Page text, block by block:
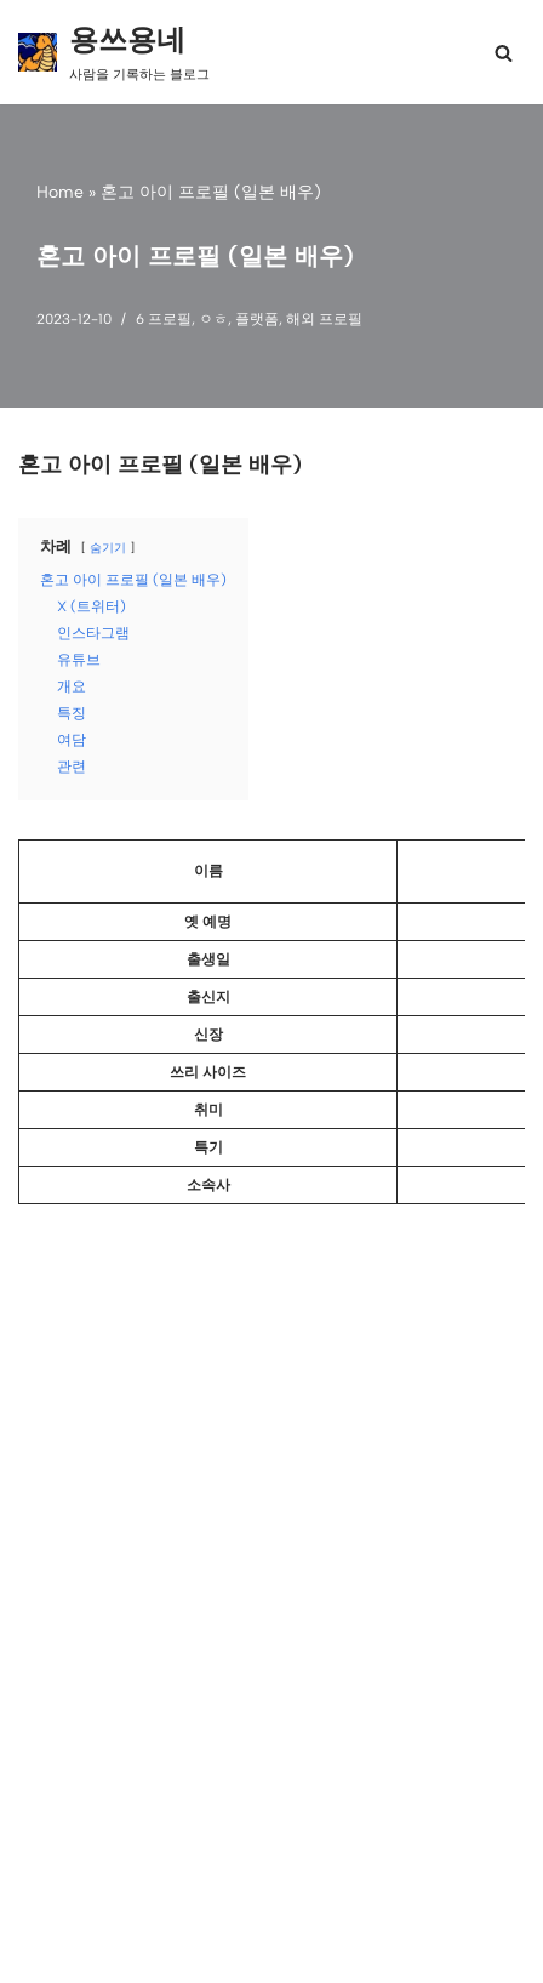
콘
용쓰용네
사람을 기록하는 블로그
Home » 혼고 아이 프로필 (일본 배우)
혼고 아이 프로필 (일본 배우)
2023-12-10 6 프로필 , ㅇㅎ , 플랫폼, 해외 프로필
혼고 아이 프로필 (일본 배우)
차례 숨기기
혼고 아이 프로필 (일본 배우)
X (트위터)
인스타그램
유튜브
개요
특징
여담
관련
이름
옛 예명
출생일
출신지
신장
쓰리 사이즈
취미
특기
소속사